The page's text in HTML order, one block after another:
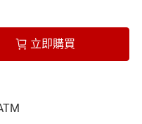
立即購買